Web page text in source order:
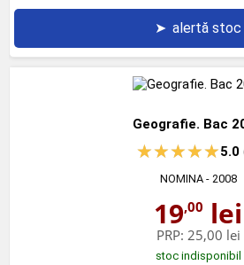
➤ alertă stoc
Geografie. Bac
5.0
NOMINA- 2008
19,00 lei
PRP: 25,00 lei
stoc indisponibil